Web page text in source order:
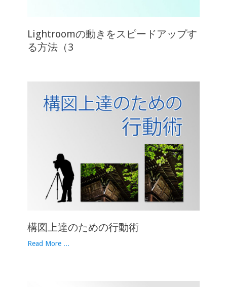
Lightroomの動きをスピードアップす
る方法（3
構図上達のための行動術
Read More ...